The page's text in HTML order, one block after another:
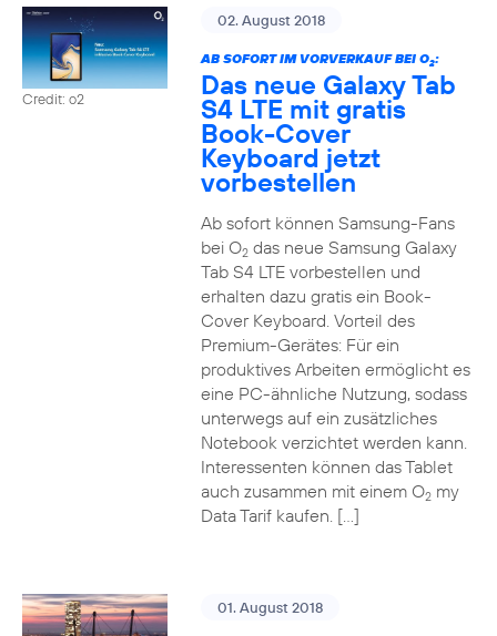
Credit: o2
02. August 2018
AB SOFORT IM VORVERKAUF BEI O2:
Das neue Galaxy Tab
S4 LTE mit gratis
Book-Cover
Keyboard jetzt
vorbestellen
Ab sofort können Samsung-Fans
bei O2das neue Samsung Galaxy
Tab S4 LTE vorbestellen und
erhalten dazu gratis ein Book-
Cover Keyboard. Vorteil des
Premium-Gerätes: Für ein
produktives Arbeiten ermöglicht es
eine PC-ähnliche Nutzung, sodass
unterwegs auf ein zusätzliches
Notebook verzichtet werden kann.
Interessenten können das Tablet
auch zusammen mit einem O2my
Data Tarif kaufen. […]
01. August 2018